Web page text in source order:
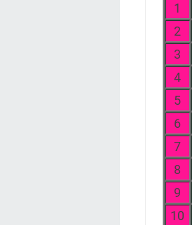
1
2
3
4
5
6
7
8
9
10